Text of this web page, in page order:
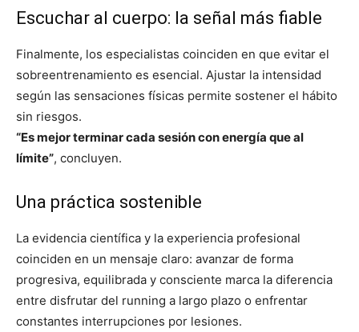
Escuchar al cuerpo: la señal más fiable
Finalmente, los especialistas coinciden en que evitar el
sobreentrenamiento es esencial. Ajustar la intensidad
según las sensaciones físicas permite sostener el hábito
sin riesgos.
“Es mejor terminar cada sesión con energía que al
límite”, concluyen.
Una práctica sostenible
La evidencia científica y la experiencia profesional
coinciden en un mensaje claro: avanzar de forma
progresiva, equilibrada y consciente marca la diferencia
entre disfrutar del running a largo plazo o enfrentar
constantes interrupciones por lesiones.